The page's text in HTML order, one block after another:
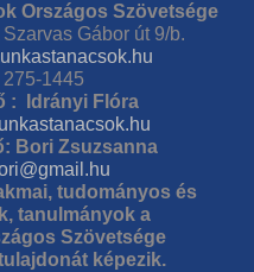
Országos Szövetsége
Gábor út 9/b.
1445
: Idrányi Flóra
Bori Zsuzsanna
tudományos és
tanulmányok a
Szövetsége
képezik.